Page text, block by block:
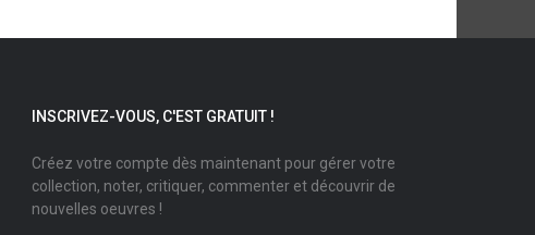
INSCRIVEZ-VOUS, C'EST GRATUIT !
Créez votre compte dès maintenant pour gérer votre
collection, noter, critiquer, commenter et découvrir de
nouvelles oeuvres !